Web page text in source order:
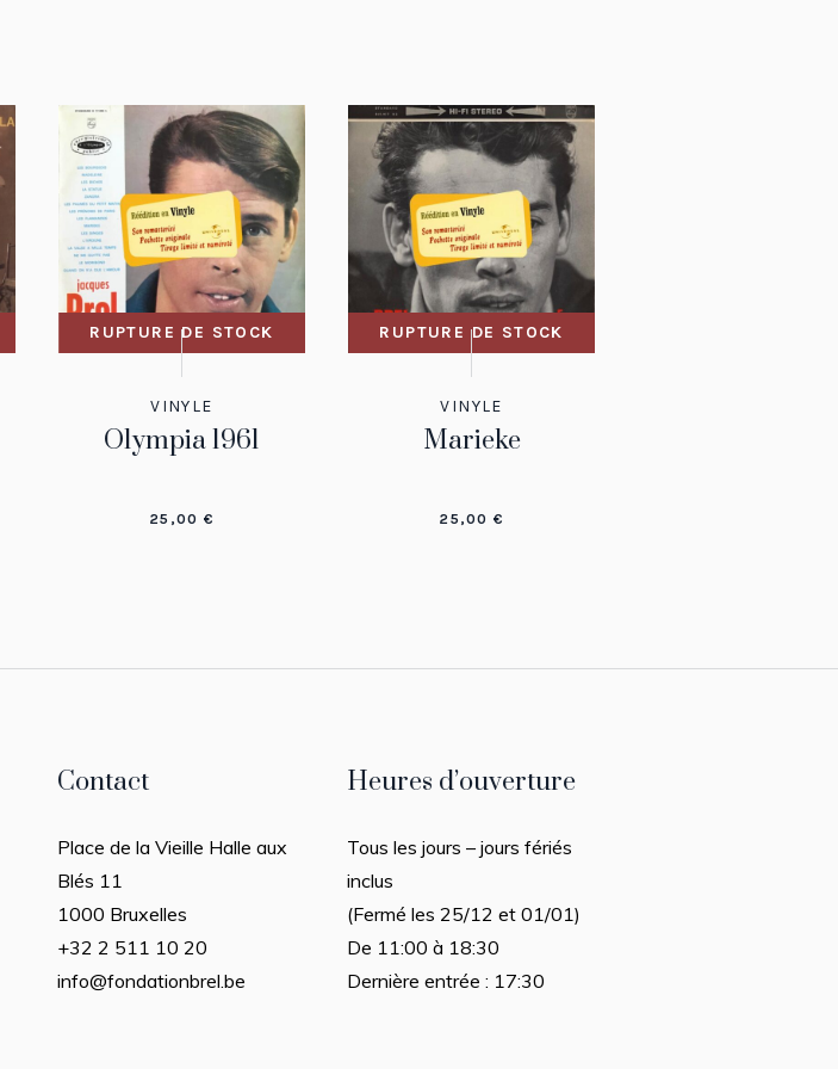
RUPTURE DE STOCK
VINYLE
Olympia 1961
25,00 €
RUPTURE DE STOCK
VINYLE
Marieke
25,00 €
Contact
Place de la Vieille Halle aux
Blés 11
1000 Bruxelles
+32 2 511 10 20
info@fondationbrel.be
Heures d’ouverture
Tous les jours – jours fériés
inclus
(Fermé les 25/12 et 01/01)
De 11:00 à 18:30
Dernière entrée : 17:30